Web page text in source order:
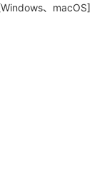
、macOS]